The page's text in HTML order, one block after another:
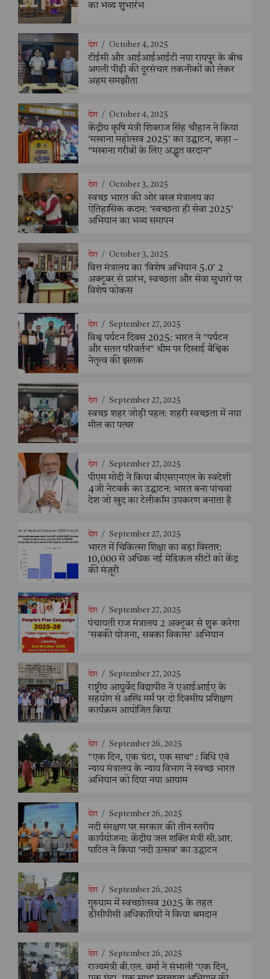
का भव्य शुभारंभ
देश / October 4, 2025
टीईसी और आईआईआईटी नया रायपुर के बीच
अगली पीढ़ी की दूरसंचार तकनीकों को लेकर
अहम समझौता
देश / October 4, 2025
केंद्रीय कृषि मंत्री शिवराज सिंह चौहान ने किया
‘मखाना महोत्सव 2025’ का उद्घाटन, कहा –
“मखाना गरीबों के लिए अद्भुत वरदान”
देश / October 3, 2025
स्वच्छ भारत की ओर वस्त्र मंत्रालय का
ऐतिहासिक कदम: ‘स्वच्छता ही सेवा 2025’
अभियान का भव्य समापन
देश / October 3, 2025
वित्त मंत्रालय का ‘विशेष अभियान 5.0’ 2
अक्टूबर से प्रारंभ, स्वच्छता और सेवा सुधारों पर
विशेष फोकस
देश / September 27, 2025
विश्व पर्यटन दिवस 2025: भारत ने "पर्यटन
और सतत परिवर्तन" थीम पर दिखाई वैश्विक
नेतृत्व की झलक
देश / September 27, 2025
स्वच्छ शहर जोड़ी पहल: शहरी स्वच्छता में नया
मील का पत्थर
देश / September 27, 2025
पीएम मोदी ने किया बीएसएनएल के स्वदेशी
4जी नेटवर्क का उद्घाटन: भारत बना पांचवां
देश जो खुद का टेलीकॉम उपकरण बनाता है
देश / September 27, 2025
भारत में चिकित्सा शिक्षा का बड़ा विस्तार:
10,000 से अधिक नई मेडिकल सीटों को केंद्र
की मंज़ूरी
देश / September 27, 2025
पंचायती राज मंत्रालय 2 अक्टूबर से शुरू करेगा
'सबकी योजना, सबका विकास' अभियान
देश / September 27, 2025
राष्ट्रीय आयुर्वेद विद्यापीठ ने एआईआईए के
सहयोग से अस्थि मर्म पर दो दिवसीय प्रशिक्षण
कार्यक्रम आयोजित किया
देश / September 26, 2025
"एक दिन, एक घंटा, एक साथ" : विधि एवं
न्याय मंत्रालय के न्याय विभाग ने स्वच्छ भारत
अभियान को दिया नया आयाम
देश / September 26, 2025
नदी संरक्षण पर सरकार की तीन स्तरीय
कार्ययोजना: केंद्रीय जल शक्ति मंत्री सी.आर.
पाटिल ने किया ‘नदी उत्सव’ का उद्घाटन
देश / September 26, 2025
गुरुग्राम में स्वच्छोत्सव 2025 के तहत
डीसीपीसी अधिकारियों ने किया श्रमदान
देश / September 26, 2025
राज्यमंत्री बी.एल. वर्मा ने संभाली ‘एक दिन,